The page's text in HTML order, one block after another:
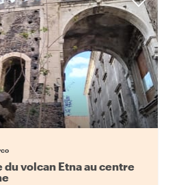
volcan Etna au centre